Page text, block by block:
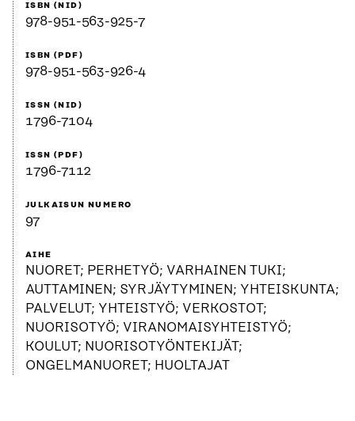
ISBN (NID)
978-951-563-925-7
ISBN (PDF)
978-951-563-926-4
ISSN (NID)
1796-7104
ISSN (PDF)
1796-7112
JULKAISUN NUMERO
97
AIHE
NUORET; PERHETYÖ; VARHAINEN TUKI;
AUTTAMINEN; SYRJÄYTYMINEN; YHTEISKUNTA;
PALVELUT; YHTEISTYÖ; VERKOSTOT;
NUORISOTYÖ; VIRANOMAISYHTEISTYÖ;
KOULUT; NUORISOTYÖNTEKIJÄT;
ONGELMANUORET; HUOLTAJAT